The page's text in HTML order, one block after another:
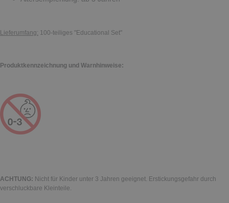
Lieferumfang: 100-teiliges "Educational Set"
Produktkennzeichnung und Warnhinweise:
ACHTUNG: Nicht für Kinder unter 3 Jahren geeignet. Erstickungsgefahr durch
verschluckbare Kleinteile.